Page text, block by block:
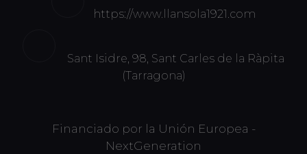
https://www.llansola1921.com
Sant Isidre, 98, Sant Carles de la Ràpita
(Tarragona)
Financiado por la Unión Europea -
NextGeneration